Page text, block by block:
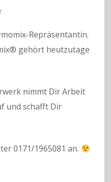
Repräsentantin.
gehört heutzutage
nimmt Dir Arbeit
und schafft Dir
0171/1965081 an.